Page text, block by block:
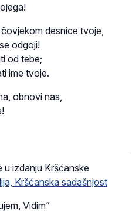
desnice tvoje,
odgoji!
od tebe;
ime tvoje.
obnovi nas,
u izdanju Kršćanske
Kršćanska sadašnjost
Vidim”